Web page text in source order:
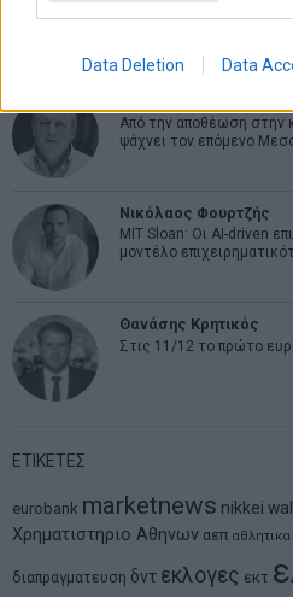
Data Deletion Data
Από την αποθέωση στην
ψάχνει τον επόμενο
Νικόλαος Φουρτζής
MIT Sloan: Οι AI-driven
μοντέλο
Θανάσης Κρητικός
Στις 11/12 το πρώτο
ΕΤΙΚΕΤΕΣ
eurobank marketnews nikkei wall
Χρηματιστηριο Αθηνων αεπ αθλητικα
διαπραγματευση δντ εκλογες εκτ